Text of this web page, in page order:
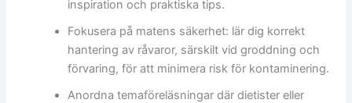
inspiration och praktiska tips.
Fokusera på matens säkerhet: lär dig korrekt
hantering av råvaror, särskilt vid groddning och
förvaring, för att minimera risk för kontaminering.
Anordna temaföreläsningar där dietister eller